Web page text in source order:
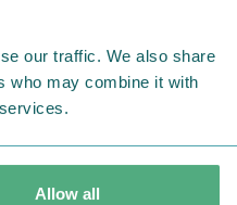
our traffic. We also share
who may combine it with
Allow all